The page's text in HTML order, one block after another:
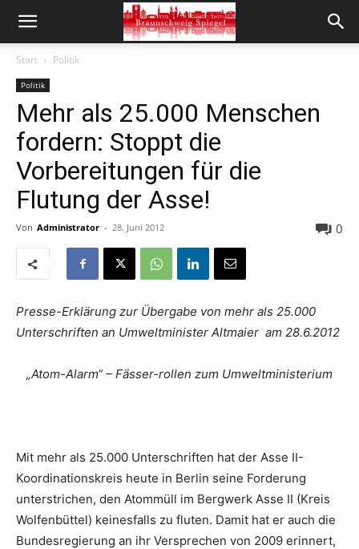
Start Politik
Politik
Mehr als 25.000 Menschen
fordern: Stoppt die
Vorbereitungen für die
Flutung der Asse!
Von Administrator - 28. Juni 2012 0
Presse-Erklärung zur Übergabe von mehr als 25.000
Unterschriften an Umweltminister Altmaier am 28.6.2012
„Atom-Alarm“ – Fässer-rollen zum Umweltministerium
Mit mehr als 25.000 Unterschriften hat der Asse II-
Koordinationskreis heute in Berlin seine Forderung
unterstrichen, den Atommüll im Bergwerk Asse II (Kreis
Wolfenbüttel) keinesfalls zu fluten. Damit hat er auch die
Bundesregierung an ihr Versprechen von 2009 erinnert,